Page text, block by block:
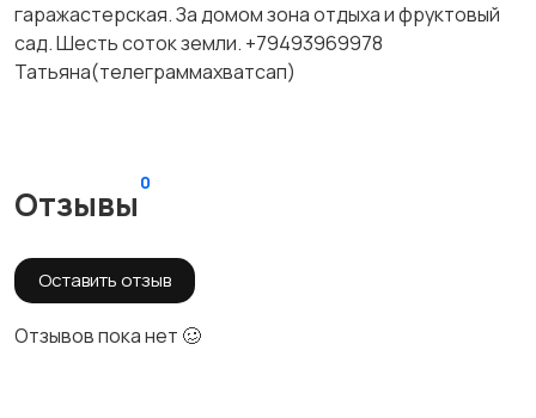
гаражастерская. За домом зона отдыха и фруктовый
сад. Шесть соток земли. +79493969978
Татьяна(телеграммахватсап)
Отзывы
0
Оставить отзыв
Отзывов пока нет 🥴